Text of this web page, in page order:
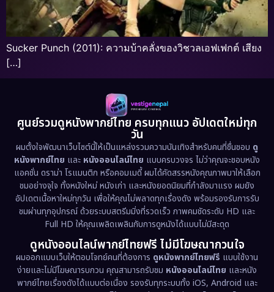
Sucker Punch (2011): ความบ้าคลั่งของวิชวลเอฟเฟกต์ เสียง
[…]
ศูนย์รวมดูหนังพากย์ไทย ครบทุกแนว อัปเดตใหม่ทุก
วัน
ผมตั้งใจพัฒนาเว็บไซต์นี้ให้เป็นแหล่งรวมความบันเทิงสำหรับคนที่ชื่นชอบ ดู
หนังพากย์ไทย และ หนังออนไลน์ไทย แบบครบวงจร ไม่ว่าคุณจะชอบหนัง
แอคชั่น ดราม่า โรแมนติก หรือคอมเมดี้ ผมได้คัดสรรหนังคุณภาพมาให้เลือก
ชมอย่างจุใจ ทั้งหนังใหม่ หนังเก่า และหนังยอดนิยมที่กำลังมาแรง ผมยัง
อัปเดตเนื้อหาใหม่ทุกวัน เพื่อให้คุณไม่พลาดทุกเรื่องดัง พร้อมรองรับการรับ
ชมผ่านทุกอุปกรณ์ ด้วยระบบสตรีมมิ่งที่รวดเร็ว ภาพคมชัดระดับ HD และ
Full HD ให้คุณเพลิดเพลินกับการดูหนังได้แบบไม่มีสะดุด
ดูหนังออนไลน์พากย์ไทยฟรี ไม่มีโฆษณากวนใจ
ผมออกแบบเว็บให้ตอบโจทย์คนที่ต้องการ ดูหนังพากย์ไทยฟรี แบบใช้งาน
ง่ายและไม่มีโฆษณารบกวน คุณสามารถรับชม หนังออนไลน์ไทย และหนัง
พากย์ไทยเรื่องดังได้แบบต่อเนื่อง รองรับทุกระบบทั้ง iOS, Android และ